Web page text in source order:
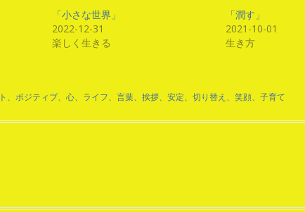
「小さな世界」
2022-12-31
楽しく生きる
「潤す」
2021-10-01
生き方
、ポジティブ、心、ライフ、言葉、挨拶、安定、切り替え、笑顔、子育て